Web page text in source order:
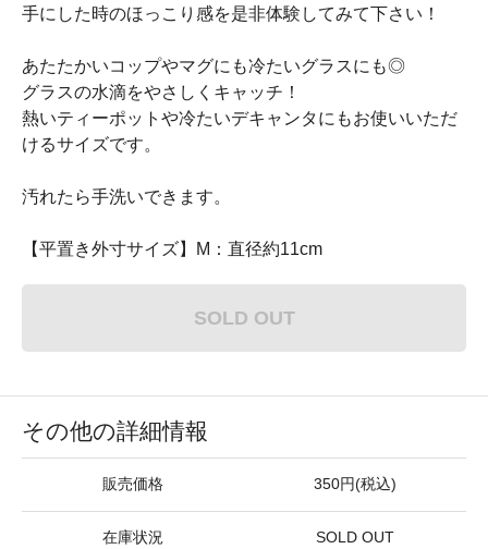
手にした時のほっこり感を是非体験してみて下さい！
あたたかいコップやマグにも冷たいグラスにも◎
グラスの水滴をやさしくキャッチ！
熱いティーポットや冷たいデキャンタにもお使いいただ
けるサイズです。
汚れたら手洗いできます。
【平置き外寸サイズ】M：直径約11cm
SOLD OUT
その他の詳細情報
販売価格 350円(税込)
在庫状況 SOLD OUT